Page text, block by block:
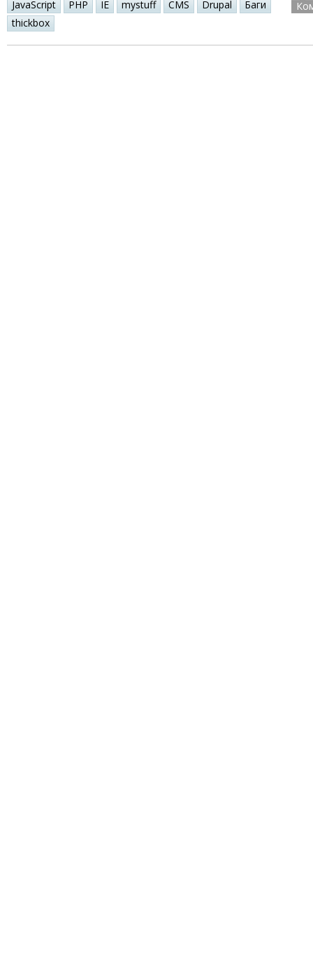
JavaScript PHP IE mystuff CMS Drupal
Баги
thickbox